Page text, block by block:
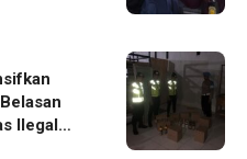
BPR
Ilegal